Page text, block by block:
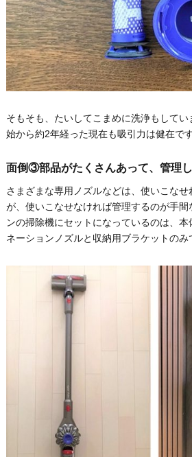
そもそも、たいしてこまめに洗浄もして
始から約2年経った現在も吸引力は健在です
面倒③部品がたくさんあって、管理
さまざまな専用ノズルなどは、使いこなせ
が、使いこなせなければ管理するのが手間
ンの掃除機にセットになっているのは、
ネーションノズルと収納用ブラケットのみ